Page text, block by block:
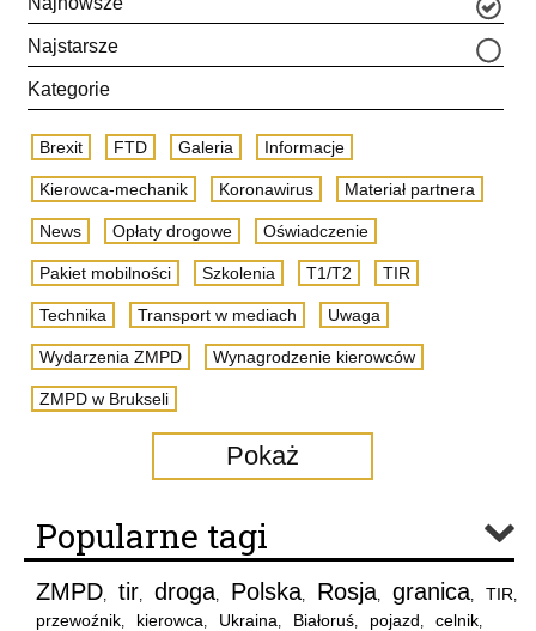
Najstarsze
Kategorie
Brexit FTD Galeria Informacje
Kierowca-mechanik Koronawirus Materiał partnera
News Opłaty drogowe Oświadczenie
Pakiet mobilności Szkolenia T1/T2 TIR
Technika Transport w mediach Uwaga
Wydarzenia ZMPD Wynagrodzenie kierowców
ZMPD w Brukseli
Pokaż
Popularne tagi
ZMPD, tir, droga, Polska, Rosja, granica, TIR,
przewoźnik, kierowca, Ukraina, Białoruś, pojazd, celnik,